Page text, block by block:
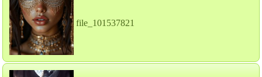
file_101537821